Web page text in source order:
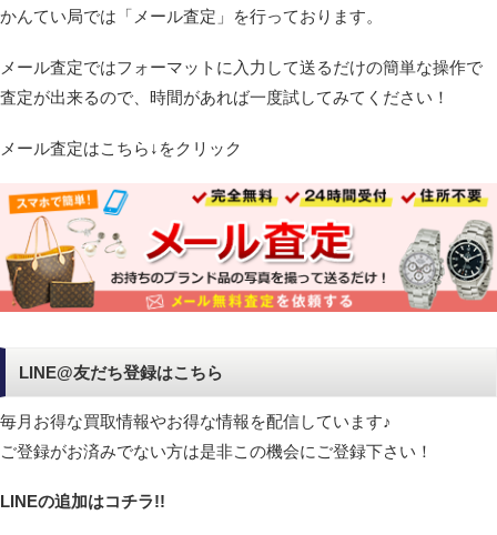
かんてい局では「メール査定」を行っております。
メール査定ではフォーマットに入力して送るだけの簡単な操作で
査定が出来るので、時間があれば一度試してみてください！
メール査定はこちら↓をクリック
LINE@友だち登録はこちら
毎月お得な買取情報やお得な情報を配信しています♪
ご登録がお済みでない方は是非この機会にご登録下さい！
LINEの追加はコチラ!!